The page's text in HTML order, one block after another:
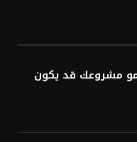
مشروعك قد يكون